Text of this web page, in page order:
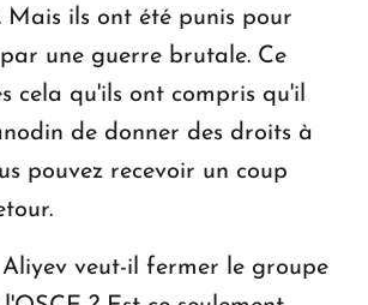
Mais ils ont été punis pour
une guerre brutale. Ce
cela qu'ils ont compris qu'il
de donner des droits à
pouvez recevoir un coup
veut-il fermer le groupe